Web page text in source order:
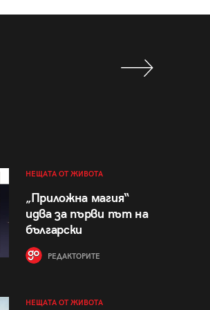
НЕЩАТА ОТ ЖИВОТА
„Приложна магия“
идва за първи път на
български
РЕДАКТОРИТЕ
НЕЩАТА ОТ ЖИВОТА